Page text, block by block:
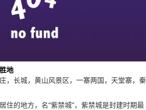
地
，长城，黄山风景区，一寨两国，天堂寨，秦
住的地方，名“紫禁城”，紫禁城是封建时期最